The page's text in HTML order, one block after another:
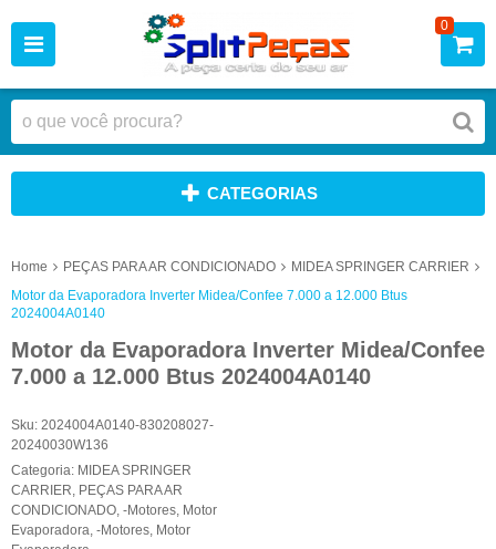
0
CATEGORIAS
Home PEÇAS PARA AR CONDICIONADO
MIDEA SPRINGER CARRIER
Motor da Evaporadora Inverter Midea/Confee 7.000 a 12.000 Btus
2024004A0140
Motor da Evaporadora Inverter Midea/Confee
7.000 a 12.000 Btus 2024004A0140
Sku: 2024004A0140-830208027-
20240030W136
Categoria: MIDEA SPRINGER
CARRIER PEÇAS PARA AR
CONDICIONADO -Motores Motor
Evaporadora -Motores Motor